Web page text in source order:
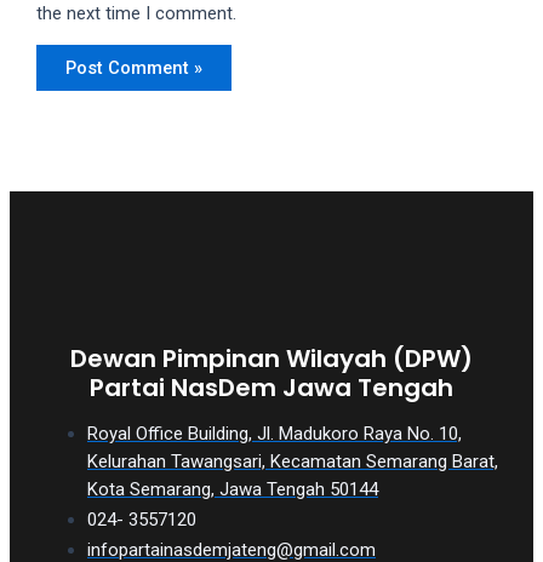
the next time I comment.
Dewan Pimpinan Wilayah (DPW)
Partai NasDem Jawa Tengah
Royal Office Building, Jl. Madukoro Raya No. 10,
Kelurahan Tawangsari, Kecamatan Semarang Barat,
Kota Semarang, Jawa Tengah 50144
024- 3557120
infopartainasdemjateng@gmail.com